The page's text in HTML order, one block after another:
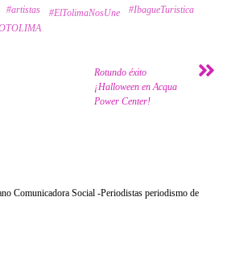
#artistas #ElTolimaNosUne
#IbagueTuristica
Rotundo éxito
¡Halloween en Acqua
Power Center!
Comunicadora Social -Periodistas periodismo de